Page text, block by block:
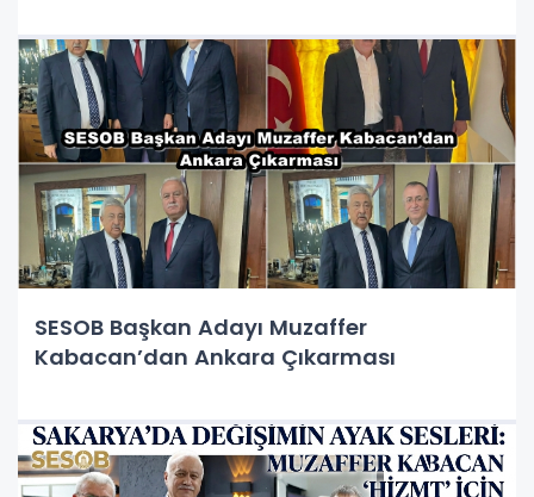
SESOB Başkan Adayı Muzaffer
Kabacan’dan Ankara Çıkarması